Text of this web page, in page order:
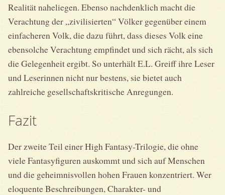
Realität naheliegen. Ebenso nachdenklich macht die
Verachtung der „zivilisierten“ Völker gegenüber einem
einfacheren Volk, die dazu führt, dass dieses Volk eine
ebensolche Verachtung empfindet und sich rächt, als sich
die Gelegenheit ergibt. So unterhält E.L. Greiff ihre Leser
und Leserinnen nicht nur bestens, sie bietet auch
zahlreiche gesellschaftskritische Anregungen.
Fazit
Der zweite Teil einer High Fantasy-Trilogie, die ohne
viele Fantasyfiguren auskommt und sich auf Menschen
und die geheimnisvollen hohen Frauen konzentriert. Wer
eloquente Beschreibungen, Charakter- und